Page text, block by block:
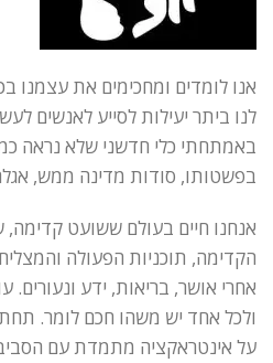
אנו לומדים ומחכימים את עצמנו
לנו ביתר יעילות לסייע לאנשים
באמתחתי כלי חדשני שלא נראה
בפשטותו, סודות מדינה ממש,
אנחנו חיים בעולם ששועט קדימה,
הקדימה, תוכניות הפעולה
אחרי אושר, בריאות, ידע ונעורים.
ולכל אחד יש משהו חכם לומר.
על אינטראקציה מתמדת עם